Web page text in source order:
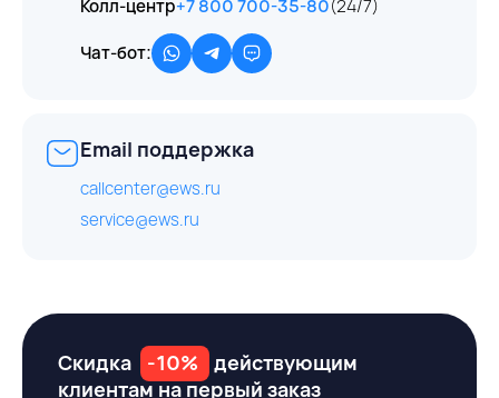
Колл-центр+7 800 700-35-80(24/7)
Чат-бот:
Email поддержка
callcenter@ews.ru
service@ews.ru
Скидка -10%
действующим
клиентам на первый заказ